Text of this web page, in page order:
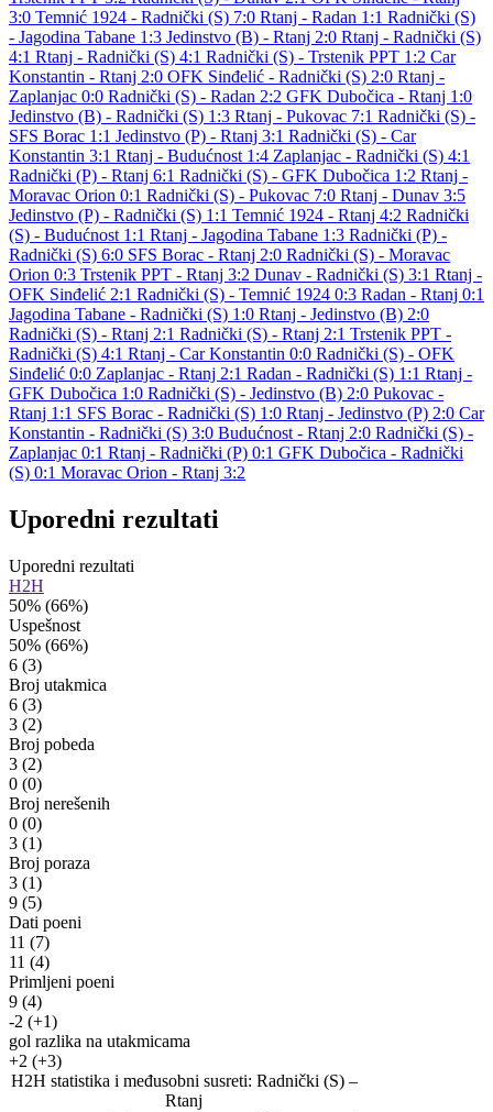
3:0 Temnić 1924 - Radnički (S) 7:0 Rtanj - Radan 1:1 Radnički (S)
- Jagodina Tabane 1:3 Jedinstvo (B) - Rtanj 2:0 Rtanj - Radnički (S)
4:1 Rtanj - Radnički (S) 4:1 Radnički (S) - Trstenik PPT 1:2 Car
Konstantin - Rtanj 2:0 OFK Sinđelić - Radnički (S) 2:0 Rtanj -
Zaplanjac 0:0 Radnički (S) - Radan 2:2 GFK Dubočica - Rtanj 1:0
Jedinstvo (B) - Radnički (S) 1:3 Rtanj - Pukovac 7:1 Radnički (S) -
SFS Borac 1:1 Jedinstvo (P) - Rtanj 3:1 Radnički (S) - Car
Konstantin 3:1 Rtanj - Budućnost 1:4 Zaplanjac - Radnički (S) 4:1
Radnički (P) - Rtanj 6:1 Radnički (S) - GFK Dubočica 1:2 Rtanj -
Moravac Orion 0:1 Radnički (S) - Pukovac 7:0 Rtanj - Dunav 3:5
Jedinstvo (P) - Radnički (S) 1:1 Temnić 1924 - Rtanj 4:2 Radnički
(S) - Budućnost 1:1 Rtanj - Jagodina Tabane 1:3 Radnički (P) -
Radnički (S) 6:0 SFS Borac - Rtanj 2:0 Radnički (S) - Moravac
Orion 0:3 Trstenik PPT - Rtanj 3:2 Dunav - Radnički (S) 3:1 Rtanj -
OFK Sinđelić 2:1 Radnički (S) - Temnić 1924 0:3 Radan - Rtanj 0:1
Jagodina Tabane - Radnički (S) 1:0 Rtanj - Jedinstvo (B) 2:0
Radnički (S) - Rtanj 2:1 Radnički (S) - Rtanj 2:1 Trstenik PPT -
Radnički (S) 4:1 Rtanj - Car Konstantin 0:0 Radnički (S) - OFK
Sinđelić 0:0 Zaplanjac - Rtanj 2:1 Radan - Radnički (S) 1:1 Rtanj -
GFK Dubočica 1:0 Radnički (S) - Jedinstvo (B) 2:0 Pukovac -
Rtanj 1:1 SFS Borac - Radnički (S) 1:0 Rtanj - Jedinstvo (P) 2:0 Car
Konstantin - Radnički (S) 3:0 Budućnost - Rtanj 2:0 Radnički (S) -
Zaplanjac 0:1 Rtanj - Radnički (P) 0:1 GFK Dubočica - Radnički
(S) 0:1 Moravac Orion - Rtanj 3:2
Uporedni rezultati
Uporedni rezultati
H2H
50% (66%)
Uspešnost
50% (66%)
6 (3)
Broj utakmica
6 (3)
3 (2)
Broj pobeda
3 (2)
0 (0)
Broj nerešenih
0 (0)
3 (1)
Broj poraza
3 (1)
9 (5)
Dati poeni
11 (7)
11 (4)
Primljeni poeni
9 (4)
-2 (+1)
gol razlika na utakmicama
+2 (+3)
H2H statistika i međusobni susreti: Radnički (S) –
Rtanj